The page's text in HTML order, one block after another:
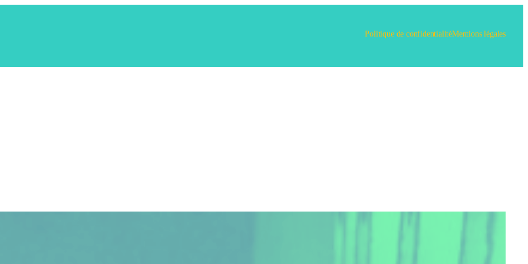
Politique de confidentialitéMentions légales